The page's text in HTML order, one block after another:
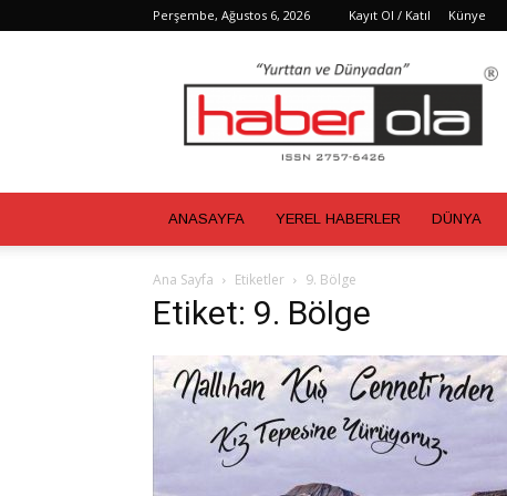
Perşembe, Ağustos 6, 2026 Kayıt Ol / Katıl Künye
ANASAYFA YEREL HABERLER DÜNYA
Ana Sayfa Etiketler 9. Bölge
Etiket: 9. Bölge